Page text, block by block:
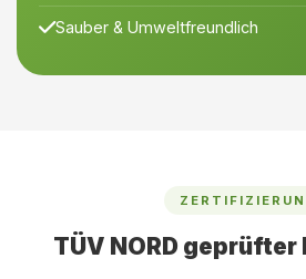
Sauber & Umweltfreundlich
TÜV NORD